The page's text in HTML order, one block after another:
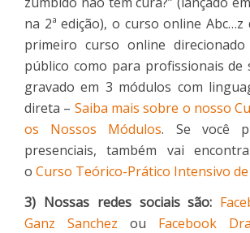
na 2ª edição), o curso online
primeiro curso online
público como para profissionais de
gravado em 3 módulos com
direta – Saiba mais sobre o nosso
os Nossos Módulos. Se você
presenciais, também vai
o Curso Teórico-Prático Intensivo
3) Nossas redes sociais são:
Ganz Sanchez ou Facebook